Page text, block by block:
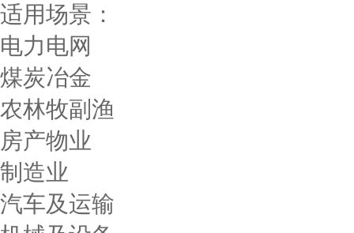
适用场景：
电力电网
煤炭冶金
农林牧副渔
房产物业
制造业
汽车及运输